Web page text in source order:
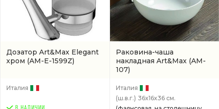
Дозатор Art&Max Elegant
хром (AM-E-1599Z)
Италия
Раковина-чаша
накладная Art&Max (AM-
107)
Италия
(ш.в.г.) 36x16x36 см.